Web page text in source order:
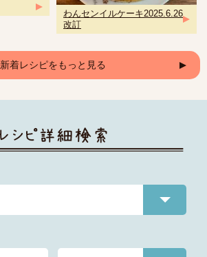
わんセンイルケーキ2025.6.26
改訂
新着レシピをもっと見る